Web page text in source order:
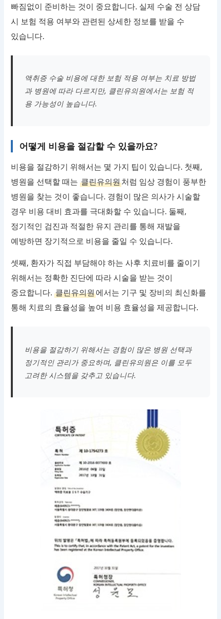
빠짐없이 준비하는 것이 중요합니다. 실제 수술 전 상담
시 보험 적용 여부와 관련된 상세한 정보를 받을 수
있습니다.
액취증 수술 비용에 대한 보험 적용 여부는 치료 방법
과 병원에 따라 다르지만, 클린유의원에서는 보험 적
용 가능성이 높습니다.
어떻게 비용을 절감할 수 있을까요?
비용을 절감하기 위해서는 몇 가지 팁이 있습니다. 첫째,
병원을 선택할 때는클린유의원처럼 임상 경험이 풍부한
병원을 찾는 것이 좋습니다. 경험이 많은 의사가 시술할
경우 비용 대비 효과를 극대화할 수 있습니다. 둘째,
정기적인 검진과 적절한 유지 관리를 통해 재발을
예방하면 장기적으로 비용을 줄일 수 있습니다.
셋째, 환자가 직접 부담해야 하는 사후 치료비를 줄이기
위해서는 정확한 진단에 따라 시술을 받는 것이
중요합니다.클린유의원에서는 기구 및 장비의 최신화를
통해 치료의 효율성을 높여 비용 효율성을 제공합니다.
비용을 절감하기 위해서는 경험이 많은 병원 선택과
정기적인 관리가 중요하며, 클린유의원은 이를 모두
고려한 시스템을 갖추고 있습니다.